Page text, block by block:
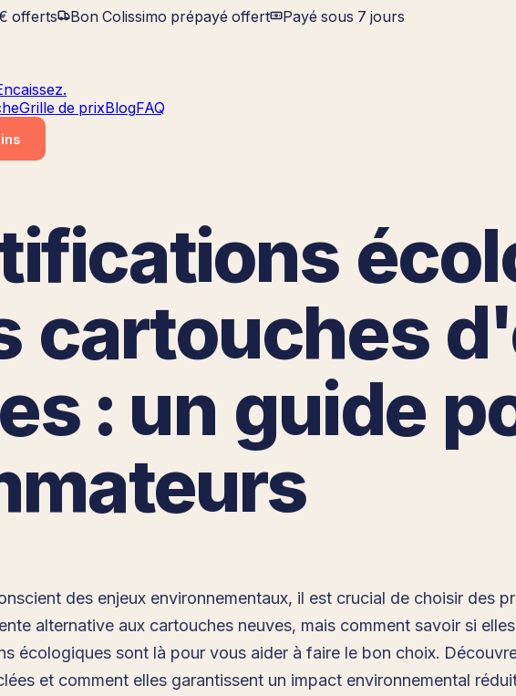
offerts Bon Colissimo prépayé offert Payé sous 7 jours
Grille de prixBlogFAQ
cartouches
: un guide
des enjeux environnementaux, il est crucial de choisir des
alternative aux cartouches neuves, mais comment savoir si
écologiques sont là pour vous aider à faire le bon choix.
et comment elles garantissent un impact environnemental